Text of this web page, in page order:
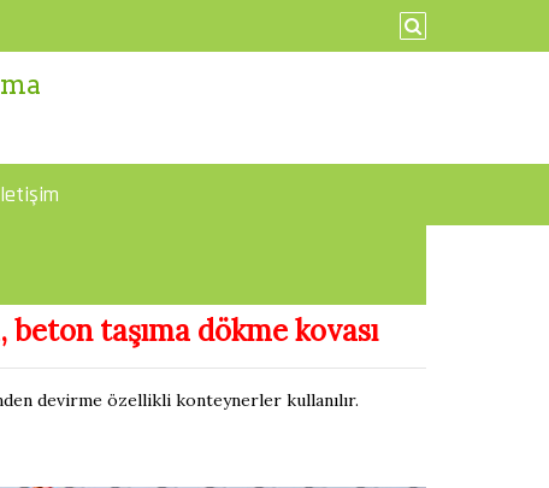
taşıma dökme kovası
devirme özellikli konteynerler kullanılır.